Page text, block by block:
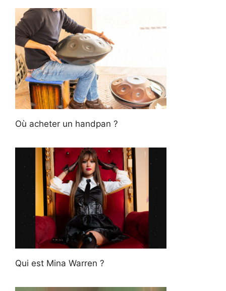
Où acheter un handpan ?
Qui est Mina Warren ?